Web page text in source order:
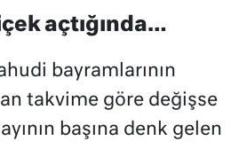
açtığında…
bayramlarının
takvime göre değişse
başına denk gelen